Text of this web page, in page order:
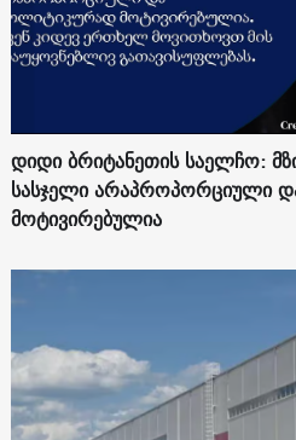
დიდი ბრიტანეთის საელჩო:
სასჯელი არაპროპორციული
მოტივირებულია